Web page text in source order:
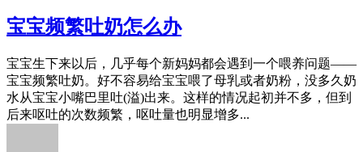
宝宝频繁吐奶怎么办
宝宝生下来以后，几乎每个新妈妈都会遇到一个喂养问题——
宝宝频繁吐奶。好不容易给宝宝喂了母乳或者奶粉，没多久奶
水从宝宝小嘴巴里吐(溢)出来。这样的情况起初并不多，但到
后来呕吐的次数频繁，呕吐量也明显增多...